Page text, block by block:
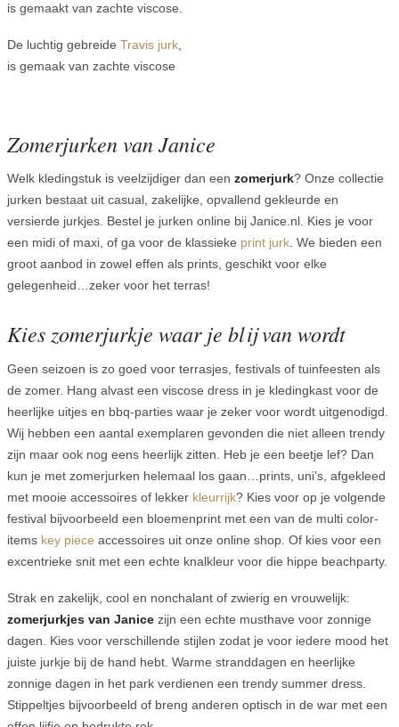
is gemaakt van zachte viscose.
De luchtig gebreide Travis jurk
is gemaak van zachte viscose
Zomerjurken van Janice
Welk kledingstuk is veelzijdiger dan een zomerjurk? Onze collectie
jurken bestaat uit casual, zakelijke, opvallend gekleurde en
versierde jurkjes. Bestel je jurken online bij Janice.nl. Kies je voor
een midi of maxi, of ga voor de klassieke print jurk. We bieden een
groot aanbod in zowel effen als prints, geschikt voor elke
gelegenheid…zeker voor het terras!
Kies zomerjurkje waar je blij van wordt
Geen seizoen is zo goed voor terrasjes, festivals of tuinfeesten als
de zomer. Hang alvast een viscose dress in je kledingkast voor de
heerlijke uitjes en bbq-parties waar je zeker voor wordt uitgenodigd.
Wij hebben een aantal exemplaren gevonden die niet alleen trendy
zijn maar ook nog eens heerlijk zitten. Heb je een beetje lef? Dan
kun je met zomerjurken helemaal los gaan…prints, uni’s, afgekleed
met mooie accessoires of lekker kleurrijk? Kies voor op je volgende
festival bijvoorbeeld een bloemenprint met een van de multi color-
items key piece accessoires uit onze online shop. Of kies voor een
excentrieke snit met een echte knalkleur voor die hippe beachparty.
Strak en zakelijk, cool en nonchalant of zwierig en vrouwelijk:
zomerjurkjes van Janice zijn een echte musthave voor zonnige
dagen. Kies voor verschillende stijlen zodat je voor iedere mood het
juiste jurkje bij de hand hebt. Warme stranddagen en heerlijke
zonnige dagen in het park verdienen een trendy summer dress.
Stippeltjes bijvoorbeeld of breng anderen optisch in de war met een